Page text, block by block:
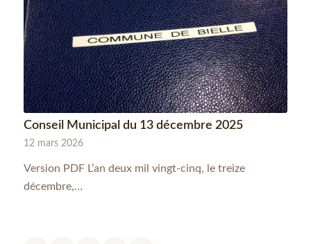
Conseil Municipal du 13 décembre 2025
12 mars 2026
Version PDF L’an deux mil vingt-cinq, le treize
décembre,…